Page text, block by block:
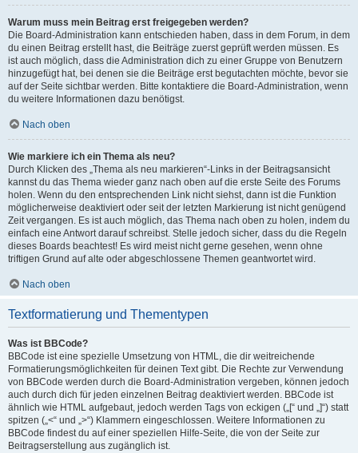
Warum muss mein Beitrag erst freigegeben werden?
Die Board-Administration kann entschieden haben, dass in dem Forum, in dem
du einen Beitrag erstellt hast, die Beiträge zuerst geprüft werden müssen. Es
ist auch möglich, dass die Administration dich zu einer Gruppe von Benutzern
hinzugefügt hat, bei denen sie die Beiträge erst begutachten möchte, bevor sie
auf der Seite sichtbar werden. Bitte kontaktiere die Board-Administration, wenn
du weitere Informationen dazu benötigst.
Nach oben
Wie markiere ich ein Thema als neu?
Durch Klicken des „Thema als neu markieren“-Links in der Beitragsansicht
kannst du das Thema wieder ganz nach oben auf die erste Seite des Forums
holen. Wenn du den entsprechenden Link nicht siehst, dann ist die Funktion
möglicherweise deaktiviert oder seit der letzten Markierung ist nicht genügend
Zeit vergangen. Es ist auch möglich, das Thema nach oben zu holen, indem du
einfach eine Antwort darauf schreibst. Stelle jedoch sicher, dass du die Regeln
dieses Boards beachtest! Es wird meist nicht gerne gesehen, wenn ohne
triftigen Grund auf alte oder abgeschlossene Themen geantwortet wird.
Nach oben
Textformatierung und Thementypen
Was ist BBCode?
BBCode ist eine spezielle Umsetzung von HTML, die dir weitreichende
Formatierungsmöglichkeiten für deinen Text gibt. Die Rechte zur Verwendung
von BBCode werden durch die Board-Administration vergeben, können jedoch
auch durch dich für jeden einzelnen Beitrag deaktiviert werden. BBCode ist
ähnlich wie HTML aufgebaut, jedoch werden Tags von eckigen („[“ und „]“) statt
spitzen („<“ und „>“) Klammern eingeschlossen. Weitere Informationen zu
BBCode findest du auf einer speziellen Hilfe-Seite, die von der Seite zur
Beitragserstellung aus zugänglich ist.